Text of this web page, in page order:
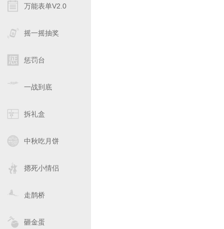
万能表单V2.0
摇一摇抽奖
惩罚台
一战到底
拆礼盒
中秋吃月饼
摁死小情侣
走鹊桥
砸金蛋